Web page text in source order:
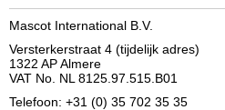
Mascot International B.V.
Versterkerstraat 4 (tijdelijk adres)
1322 AP Almere
VAT No. NL 8125.97.515.B01
Telefoon: +31 (0) 35 702 35 35